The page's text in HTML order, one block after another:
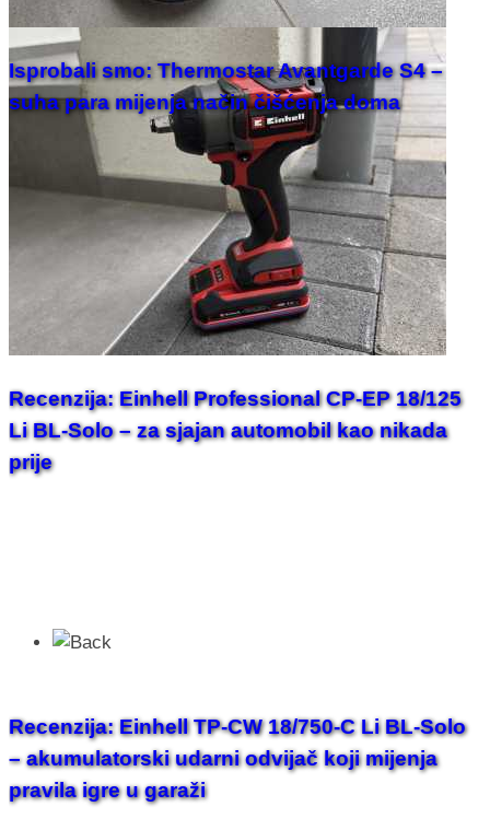
Isprobali smo: Thermostar Avantgarde S4 –
suha para mijenja način čišćenja doma
Recenzija: Einhell Professional CP-EP 18/125
Li BL-Solo – za sjajan automobil kao nikada
prije
Recenzija: Einhell TP-CW 18/750-C Li BL-Solo
– akumulatorski udarni odvijač koji mijenja
pravila igre u garaži